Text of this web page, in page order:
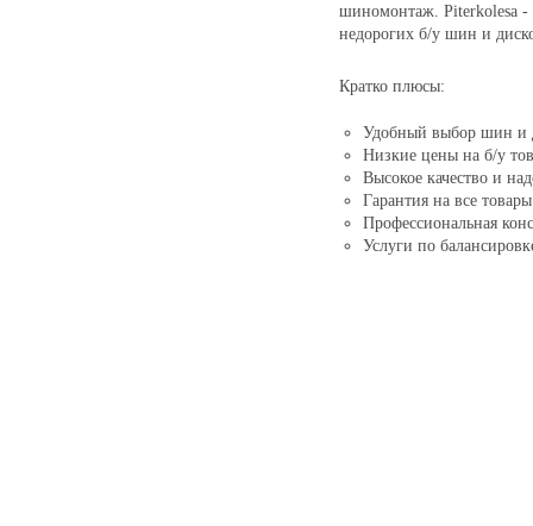
шиномонтаж. Piterkolesa -
недорогих б/у шин и
Кратко плюсы:
Удобный выбор шин и
Низкие цены на б/у
Высокое качество и
Гарантия на все товары
Профессиональная
Услуги по